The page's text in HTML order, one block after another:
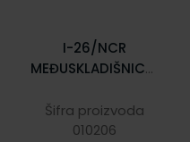
I-26/NCR
MEĐUSKLADIŠNICA;
21 x 14,8 cm
Šifra proizvoda
010206